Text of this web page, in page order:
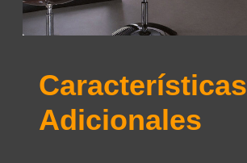
Características
Adicionales